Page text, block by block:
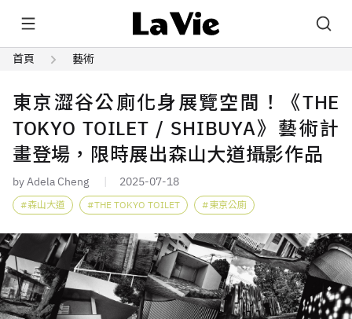
首頁 藝術
東京澀谷公廁化身展覽空間！《THE
TOKYO TOILET / SHIBUYA》藝術計
畫登場，限時展出森山大道攝影作品
by Adela Cheng 2025-07-18
森山大道 THE TOKYO TOILET 東京公廁